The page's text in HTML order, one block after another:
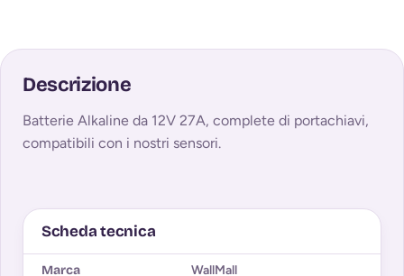
Descrizione
Batterie Alkaline da 12V 27A, complete di portachiavi,
compatibili con i nostri sensori.
Scheda tecnica
Marca WallMall